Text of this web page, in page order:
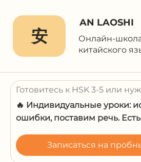
安
AN LAOSHI
Онлайн-
китайского
Готовитесь к HSK 3-5 или
🔥 Индивидуальные уроки:
ошибки, поставим речь.
Записаться на